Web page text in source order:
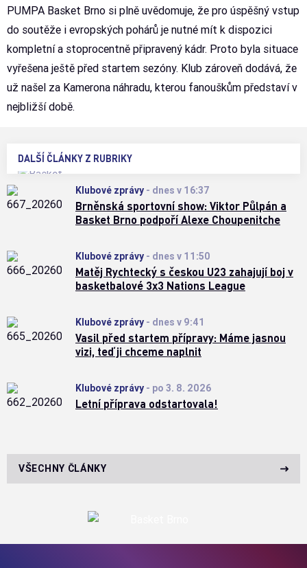
DALŠÍ ČLÁNKY Z RUBRIKY
Klubové zprávy - dnes v 16:37
Brněnská sportovní show: Viktor Půlpán a
Basket Brno podpoří Alexe Choupenitche
Klubové zprávy - dnes v 11:50
Matěj Rychtecký s českou U23 zahajují boj v
basketbalové 3x3 Nations League
Klubové zprávy - dnes v 9:41
Vasil před startem přípravy: Máme jasnou
vizi, teď ji chceme naplnit
Klubové zprávy - po 3. 8. 2026
Letní příprava odstartovala!
VŠECHNY ČLÁNKY
PUMPA Basket Brno si plně uvědomuje, že pro úspěšný vstup
do soutěže i evropských pohárů je nutné mít k dispozici
kompletní a stoprocentně připravený kádr. Proto byla situace
vyřešena ještě před startem sezóny. Klub zároveň dodává, že
už našel za Kamerona náhradu, kterou fanouškům představí v
nejbližší době.